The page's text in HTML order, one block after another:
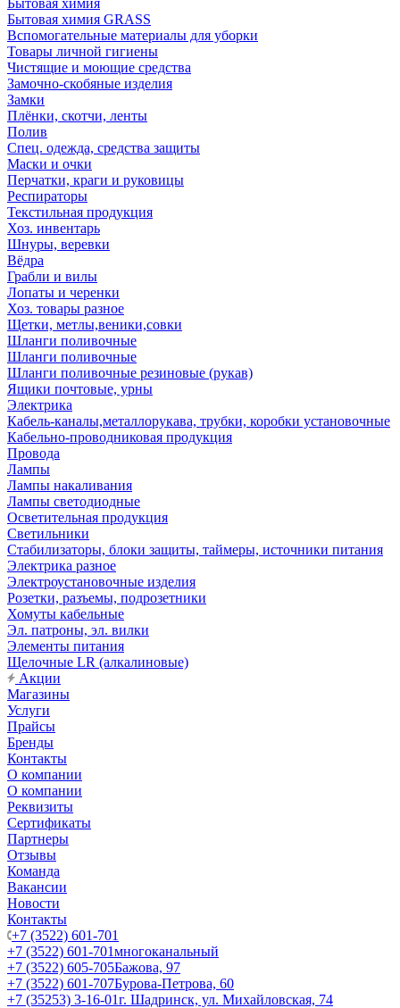
Бытовая химия
Бытовая химия GRASS
Вспомогательные материалы для уборки
Товары личной гигиены
Чистящие и моющие средства
Замочно-скобяные изделия
Замки
Плёнки, скотчи, ленты
Полив
Спец. одежда, средства защиты
Маски и очки
Перчатки, краги и руковицы
Респираторы
Текстильная продукция
Хоз. инвентарь
Шнуры, веревки
Вёдра
Грабли и вилы
Лопаты и черенки
Хоз. товары разное
Щетки, метлы,веники,совки
Шланги поливочные
Шланги поливочные
Шланги поливочные резиновые (рукав)
Ящики почтовые, урны
Электрика
Кабель-каналы,металлорукава, трубки, коробки установочные
Кабельно-проводниковая продукция
Провода
Лампы
Лампы накаливания
Лампы светодиодные
Осветительная продукция
Светильники
Стабилизаторы, блоки защиты, таймеры, источники питания
Электрика разное
Электроустановочные изделия
Розетки, разъемы, подрозетники
Хомуты кабельные
Эл. патроны, эл. вилки
Элементы питания
Щелочные LR (алкалиновые)
Акции
Магазины
Услуги
Прайсы
Бренды
Контакты
О компании
О компании
Реквизиты
Сертификаты
Партнеры
Отзывы
Команда
Вакансии
Новости
Контакты
+7 (3522) 601-701
+7 (3522) 601-701многоканальный
+7 (3522) 605-705Бажова, 97
+7 (3522) 601-707Бурова-Петрова, 60
+7 (35253) 3-16-01г. Шадринск, ул. Михайловская, 74